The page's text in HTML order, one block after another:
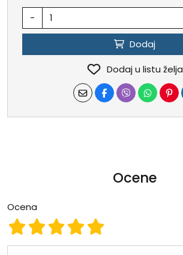
-
Dodaj
Dodaj u listu želja
Ocene
Ocena
Ocena 5
Ocena 4
Ocena 3
Ocena 2
Ocena 1